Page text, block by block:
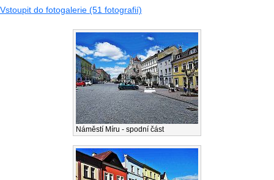
Vstoupit do fotogalerie (51 fotografií)
Náměstí Míru - spodní část